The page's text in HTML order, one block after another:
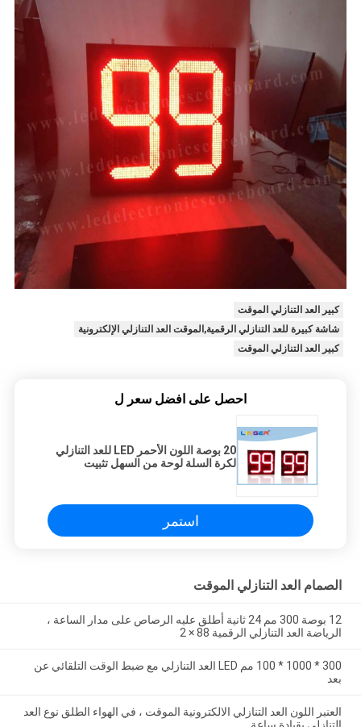
كبير العد التنازلي الموقت
شاشة كبيرة للعد التنازلي الرقمية,الموقت العد التنازلي الإلكترونية
كبير العد التنازلي الموقت
احصل على افضل سعر ل
20 بوصة اللون الأحمر LED للعد التنازلي
لكرة السلة لوحة من السهل تثبيت
استمر
الصمام العد التنازلي الموقت
12 بوصة 300 مم 24 ثانية أطلق عليه الرصاص على مدار الساعة ،
الرياضة العد التنازلي الرقمية 88 × 2
300 * 1000 * 100 مم LED العد التنازلي مع ضبط الوقت التلقائي عن
بعد
العنبر اللون العد التنازلي الالكترونية الموقت ، في الهواء الطلق نوع العد
التنازلي بقيادة ساعة